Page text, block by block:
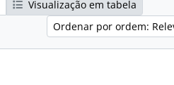
Visualização em tabela
Ordenar por ordem: